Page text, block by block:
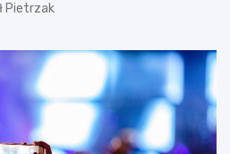
Pietrzak